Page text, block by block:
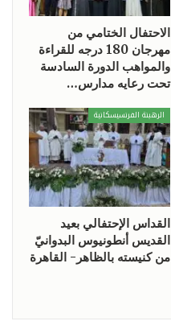
الاحتفال الختامي من
مهرجان 180 درجه للقراءة
والمواهب الدورة السادسة
تحت رعايه مدارس…
الرهبنة الفرنسيسكانية
القداس الإحتفالي بعيد
القديس أنطونيوس البدوانيّ
من كنيسته بالظاهر- القاهرة